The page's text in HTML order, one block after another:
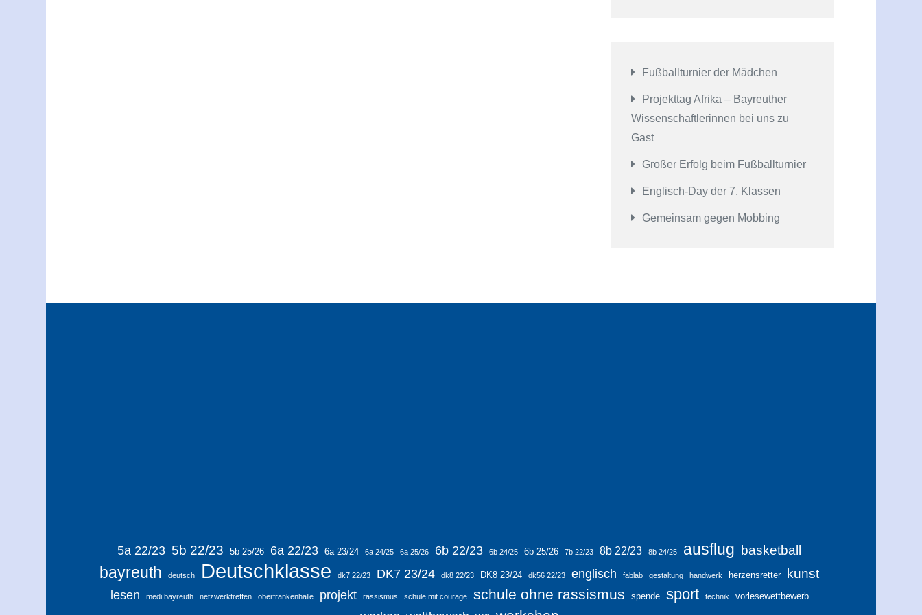
Fußballturnier der Mädchen
Projekttag Afrika – Bayreuther
Wissenschaftlerinnen bei uns zu
Gast
Großer Erfolg beim Fußballturnier
Englisch-Day der 7. Klassen
Gemeinsam gegen Mobbing
5a 22/23 5b 22/23 5b 25/26 6a 22/23 6a 23/24 6a 24/25 6a 25/26 6b 22/23 6b 24/25 6b 25/26 7b 22/23 8b 22/23 8b 24/25 ausflug basketball
bayreuth deutsch Deutschklasse dk7 22/23 DK7 23/24 dk8 22/23 DK8 23/24 dk56 22/23 englisch fablab gestaltung handwerk herzensretter kunst
lesen medi bayreuth netzwerktreffen oberfrankenhalle projekt rassismus schule mit courage schule ohne rassismus spende sport technik vorlesewettbewerb